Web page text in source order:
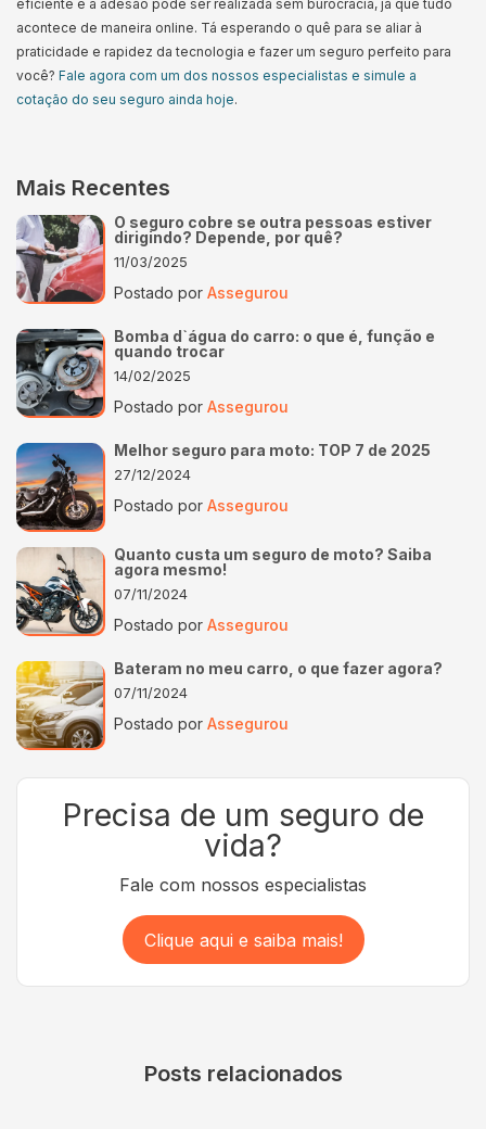
eficiente e a adesão pode ser realizada sem burocracia, já que tudo
acontece de maneira online. Tá esperando o quê para se aliar à
praticidade e rapidez da tecnologia e fazer um seguro perfeito para
você? Fale agora com um dos nossos especialistas e simule a
cotação do seu seguro ainda hoje.
Mais Recentes
O seguro cobre se outra pessoas estiver
dirigindo? Depende, por quê?
11/03/2025
Postado por Assegurou
Bomba d`água do carro: o que é, função e
quando trocar
14/02/2025
Postado por Assegurou
Melhor seguro para moto: TOP 7 de 2025
27/12/2024
Postado por Assegurou
Quanto custa um seguro de moto? Saiba
agora mesmo!
07/11/2024
Postado por Assegurou
Bateram no meu carro, o que fazer agora?
07/11/2024
Postado por Assegurou
Precisa de um seguro de
vida?
Fale com nossos especialistas
Clique aqui e saiba mais!
Posts relacionados